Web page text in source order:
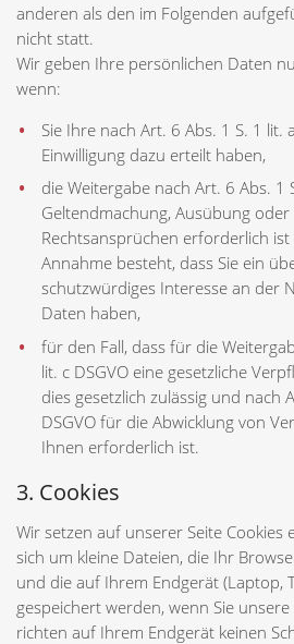
anderen als den im Folgenden
nicht statt.
Wir geben Ihre persönlichen Daten
wenn:
Sie Ihre nach Art. 6 Abs. 1 S. 1 lit.
Einwilligung dazu erteilt haben,
die Weitergabe nach Art. 6 Abs. 1
Geltendmachung, Ausübung
Rechtsansprüchen erforderlich
Annahme besteht, dass Sie ein
schutzwürdiges Interesse an der
Daten haben,
für den Fall, dass für die
lit. c DSGVO eine gesetzliche
dies gesetzlich zulässig und nach
DSGVO für die Abwicklung von
Ihnen erforderlich ist.
3. Cookies
Wir setzen auf unserer Seite Cookies
sich um kleine Dateien, die Ihr
und die auf Ihrem Endgerät (Laptop,
gespeichert werden, wenn Sie
richten auf Ihrem Endgerät keinen